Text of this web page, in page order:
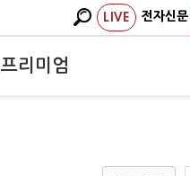
LIVE 전자신문
프리미엄